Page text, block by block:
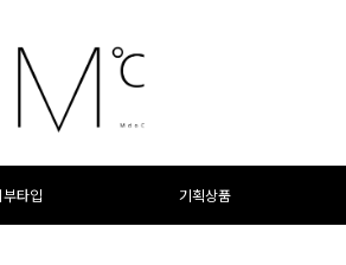
부타입 기획상품